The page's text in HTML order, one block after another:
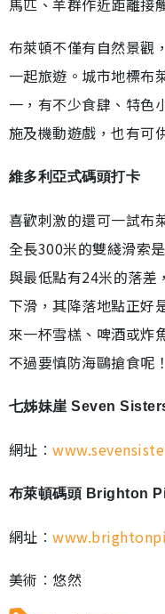
布萊頓不僅有自然景觀
一起旅遊。城市地標布
一，有不少食肆、特色
施及機動遊戲，也有可
維多利亞式碼頭打卡
喜歡刺激的還可一試
全長300米的雙綫滑索
與最低點有24米的落差
下滑，其降落地點正好
來一杯雪榚、啤酒或炸
不過要慎防海鷗搶食呢！
七姊妹崖 Seven
網址︰
布萊頓碼頭 Brighton
網址︰
美術︰悠然